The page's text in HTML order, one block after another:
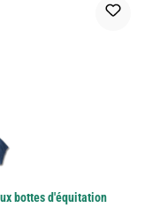
bottes d'équitation